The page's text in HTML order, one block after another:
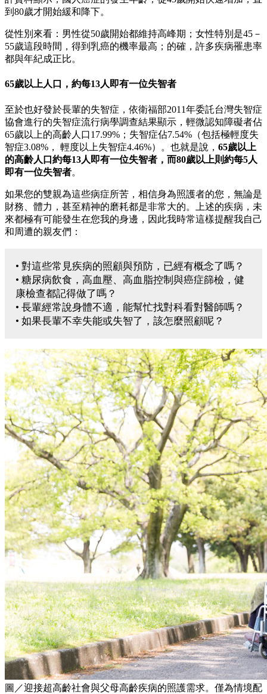
到80歲才開始緩和降下。
從性別來看：男性從50歲開始都維持高峰期；女性特別是45－
55歲這段時間，得到乳癌的機率最高；的確，許多疾病罹患率
都與年紀成正比。
65歲以上人口，約每13人即有一位失智者
至於也好發於長輩的失智症，依衛福部2011年委託台灣失智症
協會進行的失智症流行病學調查結果顯示，輕微認知障礙者佔
65歲以上的高齡人口17.99%；失智症佔7.54%（包括極輕度失
智症3.08%， 輕度以上失智症4.46%）。也就是說， 65歲以上
的高齡人口約每13人即有一位失智者，而80歲以上則約每5人
即有一位失智者。
如果您的雙親為這些病症所苦，相信身為照護者的您，無論是
財務、體力，甚至精神的磨耗都是非常大的。上述的疾病，未
來都極有可能發生在您我的身邊，因此我時常這樣提醒我自己
和周遭的親友們：
• 對這些常見疾病的照顧與預防，已經有概念了嗎？
• 糖尿病飲食，高血壓、高血脂控制與癌症篩檢，健
康檢查都記得做了嗎？
• 長輩經常說身體不適，能幫忙找對科看對醫師嗎？
• 如果長輩不幸失能或失智了，該怎麼照顧呢？
圖／迎接超高齡社會與父母高齡疾病的照護需求。僅為情境配